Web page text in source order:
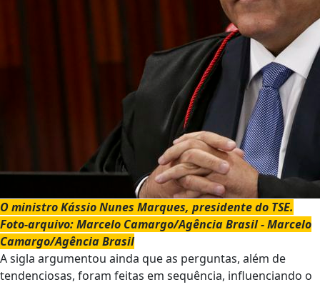
O ministro Kássio Nunes Marques, presidente do TSE.
Foto-arquivo: Marcelo Camargo/Agência Brasil - Marcelo
Camargo/Agência Brasil
A sigla argumentou ainda que as perguntas, além de
tendenciosas, foram feitas em sequência, influenciando o